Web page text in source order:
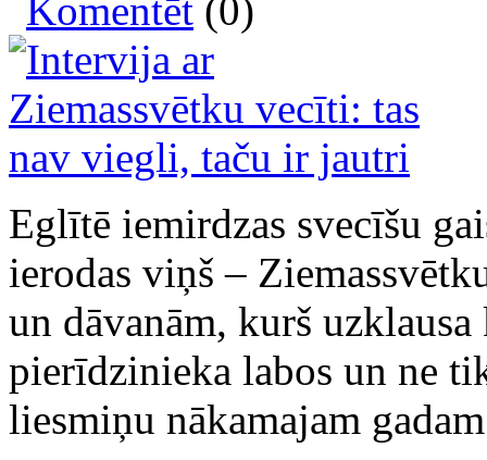
Komentēt (0)
Eglītē iemirdzas svecīšu
ierodas viņš –
un dāvanām, kurš
pierīdzinieka labos un ne
liesmiņu nākamajam